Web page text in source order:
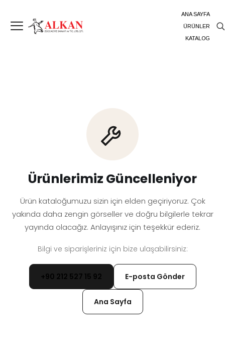
ANA SAYFA
ÜRÜNLER
KATALOG
Ürünlerimiz Güncelleniyor
Ürün kataloğumuzu sizin için elden geçiriyoruz. Çok
yakında daha zengin görseller ve doğru bilgilerle tekrar
yayında olacağız. Anlayışınız için teşekkür ederiz.
Bilgi ve siparişleriniz için bize ulaşabilirsiniz:
+90 212 527 15 92 E-posta Gönder
Ana Sayfa